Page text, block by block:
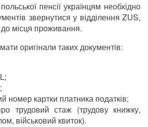
пенсії українцям необхідно
звернутися у відділення ZUS,
місця проживання.
оригінали таких документів:
номер картки платника податків;
трудовий стаж (трудову книжку,
військовий квиток).